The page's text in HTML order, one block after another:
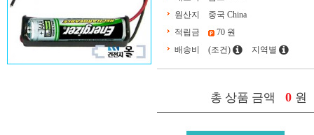
원산지
중국 China
적립금
70 원
배송비
(조건) 지역별
총 상품 금액 0 원